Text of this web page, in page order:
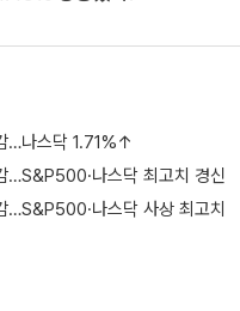
…나스닥 1.71%↑
…S&P500·나스닥 최고치 경신
…S&P500·나스닥 사상 최고치